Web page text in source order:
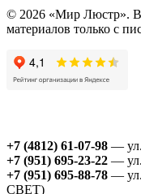
© 2026 «Мир Люстр».
материалов только с
+7 (4812) 61-07-98 — ул.
+7 (951) 695-23-22 — ул.
+7 (951) 695-88-78 —
СВЕТ)